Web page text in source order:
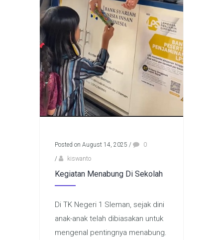
Posted on August 14, 2025 /
0
/
kiswanto
Kegiatan Menabung Di Sekolah
Di TK Negeri 1 Sleman, sejak dini
anak-anak telah dibiasakan untuk
mengenal pentingnya menabung.